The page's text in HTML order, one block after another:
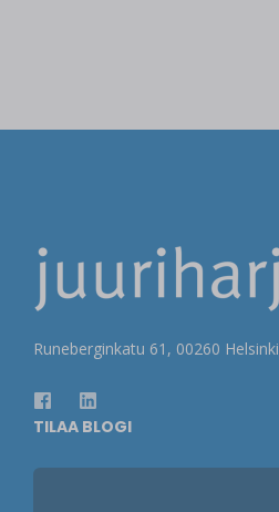
Runeberginkatu 61, 00260 Helsinki
TILAA BLOGI